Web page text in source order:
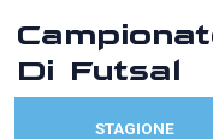
Di Futsal
STAGIONE